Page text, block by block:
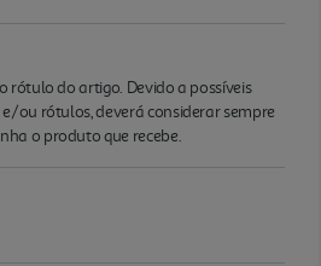
do artigo. Devido a possíveis
ou rótulos, deverá considerar sempre
o produto que recebe.